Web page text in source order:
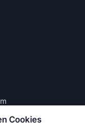
Cookies